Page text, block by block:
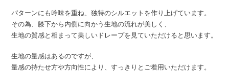
パターンにも吟味を重ね、独特のシルエットを作り上げています。
その為、膝下から内側に向かう生地の流れが美しく、
生地の質感と相まって美しいドレープを見ていただけると思います。
生地の量感はあるのですが、
量感の持たせ方や方向性により、すっきりとご着用いただけます。